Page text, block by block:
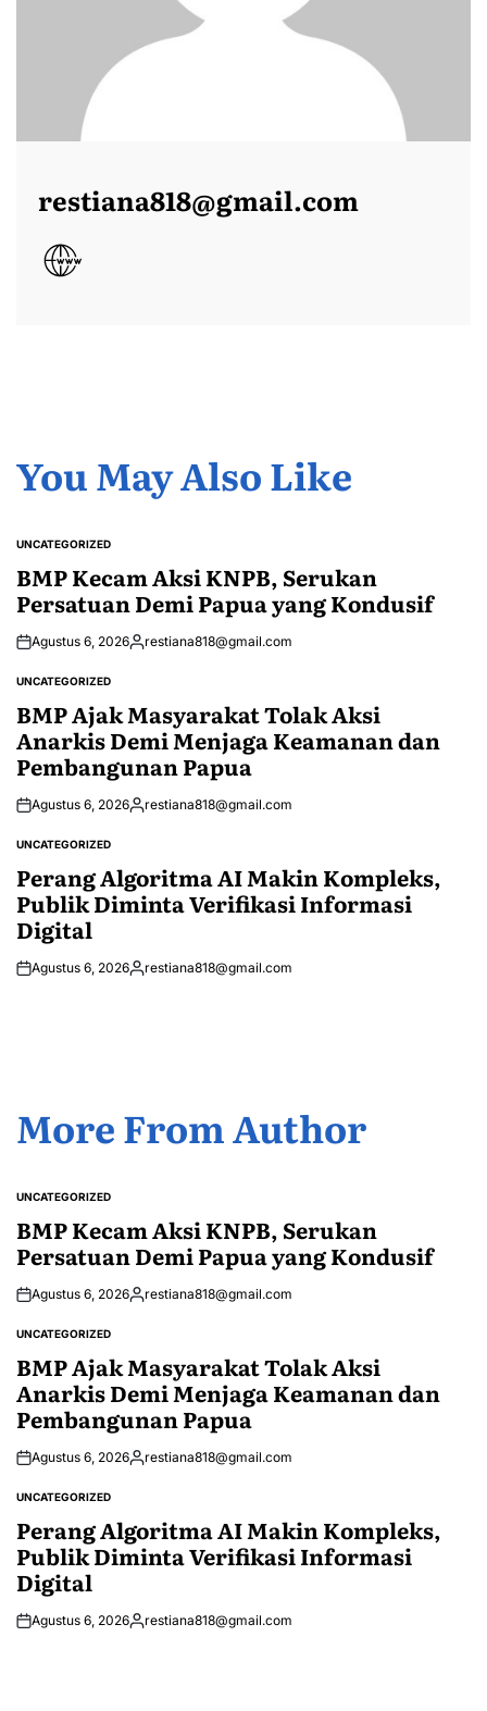
restiana818@gmail.com
You May Also Like
POSTED
UNCATEGORIZED
BMP Kecam Aksi KNPB, Serukan
Persatuan Demi Papua yang Kondusif
Agustus 6, 2026Posted
restiana818@gmail.com
POSTED
UNCATEGORIZED
BMP Ajak Masyarakat Tolak Aksi
Anarkis Demi Menjaga Keamanan dan
Pembangunan Papua
Agustus 6, 2026Posted
restiana818@gmail.com
POSTED
UNCATEGORIZED
Perang Algoritma AI Makin Kompleks,
Publik Diminta Verifikasi Informasi
Digital
Agustus 6, 2026Posted
restiana818@gmail.com
More From Author
POSTED
UNCATEGORIZED
BMP Kecam Aksi KNPB, Serukan
Persatuan Demi Papua yang Kondusif
Agustus 6, 2026Posted
restiana818@gmail.com
POSTED
UNCATEGORIZED
BMP Ajak Masyarakat Tolak Aksi
Anarkis Demi Menjaga Keamanan dan
Pembangunan Papua
Agustus 6, 2026Posted
restiana818@gmail.com
POSTED
UNCATEGORIZED
Perang Algoritma AI Makin Kompleks,
Publik Diminta Verifikasi Informasi
Digital
Agustus 6, 2026Posted
restiana818@gmail.com